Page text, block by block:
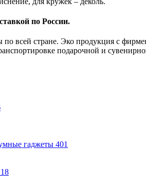
по России.
стране. Эко продукция с
подарочной и
гаджеты 401
18